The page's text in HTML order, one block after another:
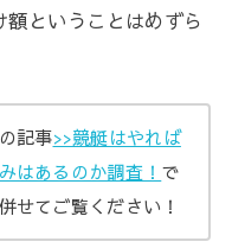
ということはめずら
記事>>競艇はやれば
はあるのか調査！ で
せてご覧ください！